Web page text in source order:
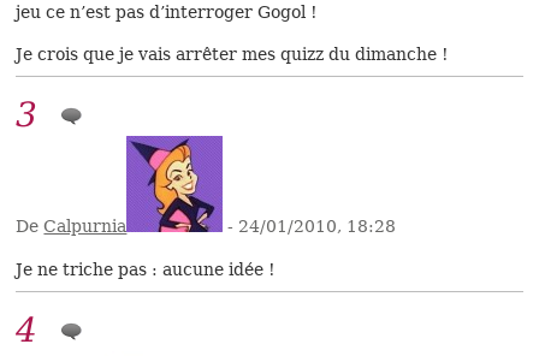
jeu ce n’est pas d’interroger Gogol !
Je crois que je vais arrêter mes quizz du dimanche !
3
DeCalpurnia - 24/01/2010, 18:28
Je ne triche pas : aucune idée !
4